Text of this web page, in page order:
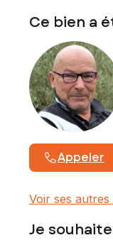
Ce bien a
Appeler
Voir ses
Je